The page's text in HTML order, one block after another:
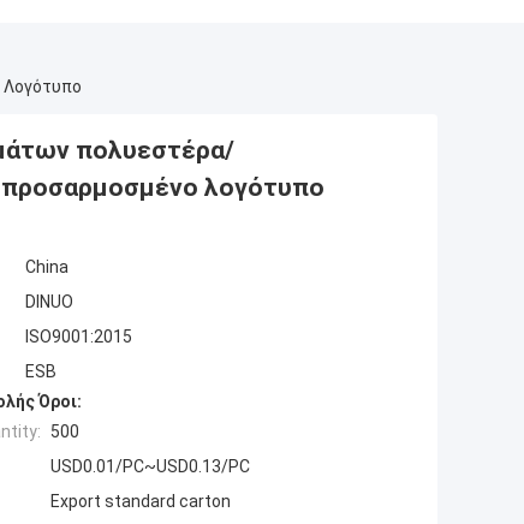
Λογότυπο
πολυεστέρα/
προσαρμοσμένο λογότυπο
China
DINUO
ISO9001:2015
ESB
Όροι:
500
USD0.01/PC~USD0.13/PC
Export standard carton